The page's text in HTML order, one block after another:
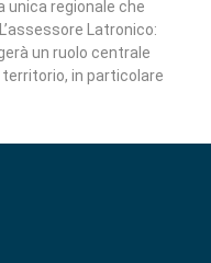
unica regionale che
Latronico:
un ruolo centrale
in particolare